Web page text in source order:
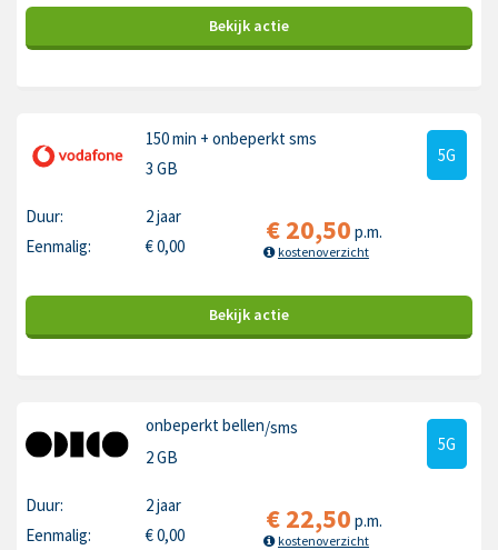
Bekijk actie
150 min + onbeperkt sms
3 GB
5G
Duur:
2 jaar
Eenmalig:
€0,00 €20,50 p.m.
kostenoverzicht
Bekijk actie
onbeperkt bellen/sms
2 GB
5G
Duur:
2 jaar
Eenmalig:
€0,00 €22,50 p.m.
kostenoverzicht